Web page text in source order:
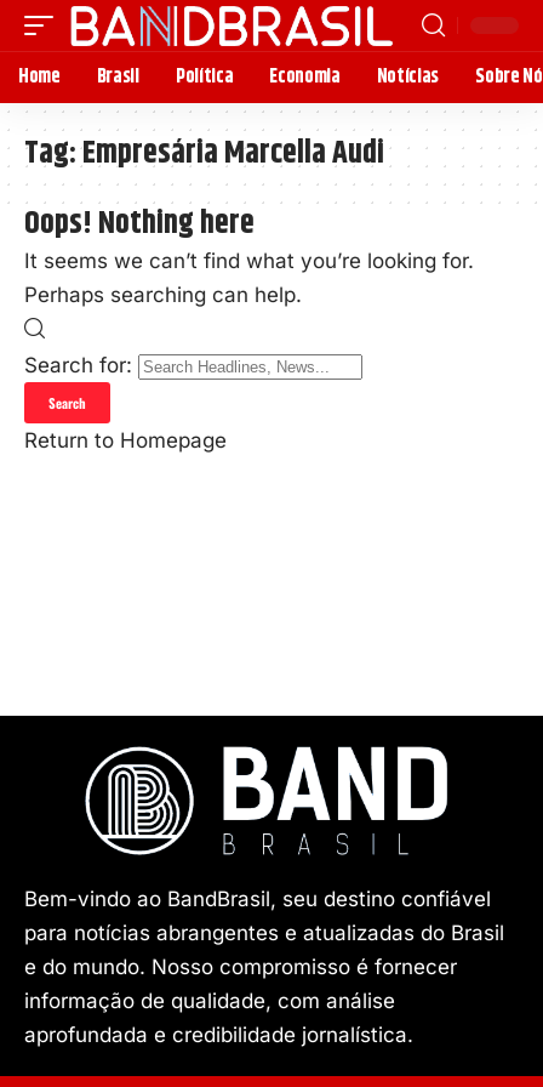
Home Brasil Política Economia Notícias Sobre
Tag:Empresária Marcella Audi
Oops! Nothing here
It seems we can’t find what you’re looking for.
Perhaps searching can help.
Search for:
Return to Homepage
Bem-vindo ao BandBrasil, seu destino confiável
para notícias abrangentes e atualizadas do Brasil
e do mundo. Nosso compromisso é fornecer
informação de qualidade, com análise
aprofundada e credibilidade jornalística.